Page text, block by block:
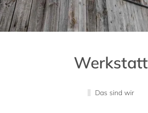
Werkstatt
Das sind wir